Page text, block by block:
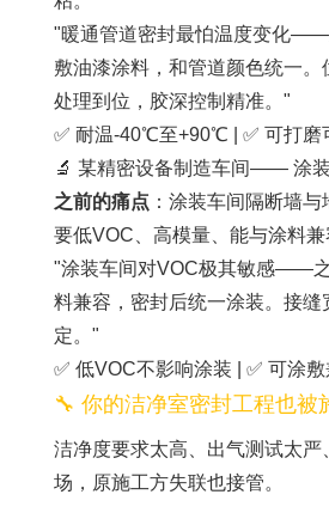
"暖通管道密封最怕温度变化
敷油漆涂料，和管道颜色统一
处理到位，胶深控制精准。"
✅ 耐温-40℃至+90℃ | ✅ 可打磨
🔬 某精密设备制造车间—— 涂
之前的痛点 ：涂装车间隔断墙
要低VOC、高模量、能与涂料兼
"涂装车间对VOC极其敏感——
料兼容，密封后统一涂装。接
定。"
✅ 低VOC不影响涂装 | ✅ 可涂
🔧 你的洁净室密封工程也被
洁净度要求太高、出气测试太
场，原施工方失联也接管。